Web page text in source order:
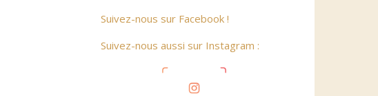
Suivez-nous sur Facebook !
Suivez-nous aussi sur Instagram :